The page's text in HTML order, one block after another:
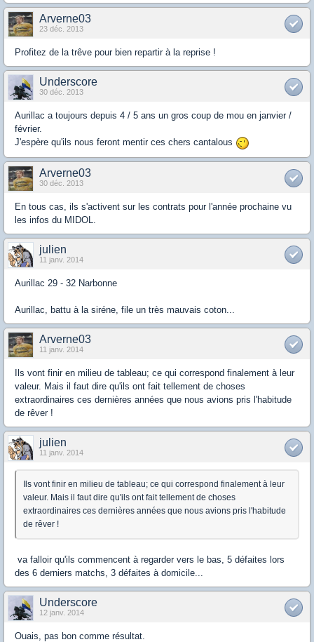
Arverne03
23 déc. 2013
Profitez de la trêve pour bien repartir à la reprise !
Underscore
30 déc. 2013
Aurillac a toujours depuis 4 / 5 ans un gros coup de mou en janvier /
février.
J'espère qu'ils nous feront mentir ces chers cantalous
Arverne03
30 déc. 2013
En tous cas, ils s'activent sur les contrats pour l'année prochaine vu
les infos du MIDOL.
julien
11 janv. 2014
Aurillac 29 - 32 Narbonne
Aurillac, battu à la siréne, file un très mauvais coton...
Arverne03
11 janv. 2014
Ils vont finir en milieu de tableau; ce qui correspond finalement à leur
valeur. Mais il faut dire qu'ils ont fait tellement de choses
extraordinaires ces dernières années que nous avions pris l'habitude
de rêver !
julien
11 janv. 2014
Ils vont finir en milieu de tableau; ce qui correspond finalement à leur
valeur. Mais il faut dire qu'ils ont fait tellement de choses
extraordinaires ces dernières années que nous avions pris l'habitude
de rêver !
va falloir qu'ils commencent à regarder vers le bas, 5 défaites lors
des 6 derniers matchs, 3 défaites à domicile...
Underscore
12 janv. 2014
Ouais, pas bon comme résultat.